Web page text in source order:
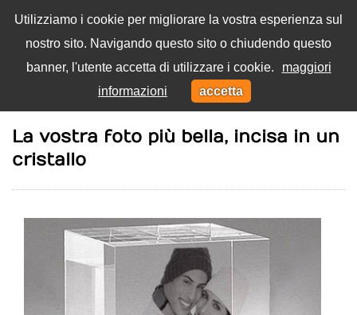
Utilizziamo i cookie per migliorare la vostra esperienza sul
nostro sito. Navigando questo sito o chiudendo questo
banner, l'utente accetta di utilizzare i cookie.
maggiori
informazioni
accetta
Menu
La vostra foto più bella, incisa in un
cristallo